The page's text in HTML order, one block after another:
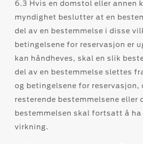
6.3 Hvis en domstol eller annen
myndighet beslutter at en
del av en bestemmelse i disse
betingelsene for reservasjon er
kan håndheves, skal en slik
del av en bestemmelse slettes
og betingelsene for reservasjon,
resterende bestemmelsene eller
bestemmelsen skal fortsatt å
virkning.